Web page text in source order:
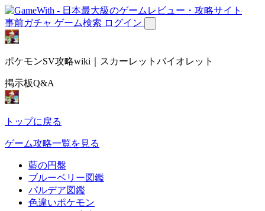
事前ガチャ ゲーム検索 ログイン
ポケモンSV攻略wiki｜スカーレットバイオレット
掲示板Q&A
トップに戻る
ゲーム攻略一覧を見る
藍の円盤
ブルーベリー図鑑
パルデア図鑑
色違いポケモン